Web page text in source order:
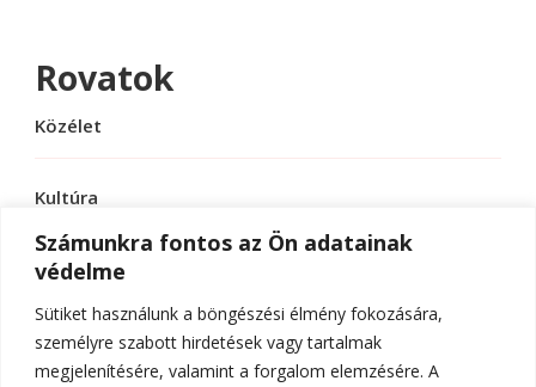
Számunkra fontos az Ön adatainak
védelme
Sütiket használunk a böngészési élmény fokozására,
személyre szabott hirdetések vagy tartalmak
megjelenítésére, valamint a forgalom elemzésére. A
Rovatok
Közélet
Kultúra
Sport
Tudomány